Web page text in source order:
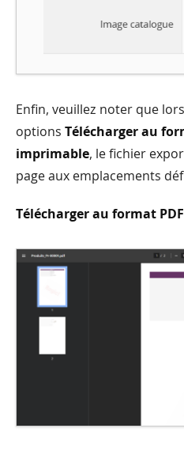
Enfin, veuillez noter que
options Télécharger au
imprimable, le fichier
page aux emplacements
Télécharger au format